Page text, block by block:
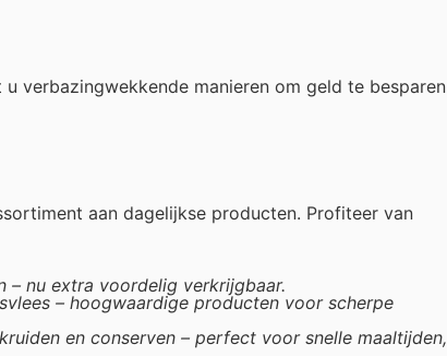
verbazingwekkende manieren om geld te besparen
aan dagelijkse producten. Profiteer van
– nu extra voordelig verkrijgbaar.
– hoogwaardige producten voor scherpe
en conserven – perfect voor snelle maaltijden,